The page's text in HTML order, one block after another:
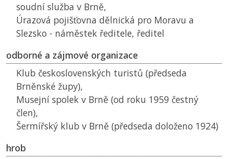
soudní služba v Brně,
Úrazová pojišťovna dělnická pro Moravu a
Slezsko - náměstek ředitele, ředitel
odborné a zájmové organizace
Klub československých turistů (předseda
Brněnské župy),
Musejní spolek v Brně (od roku 1959 čestný
člen),
Šermířský klub v Brně (předseda doloženo 1924)
hrob